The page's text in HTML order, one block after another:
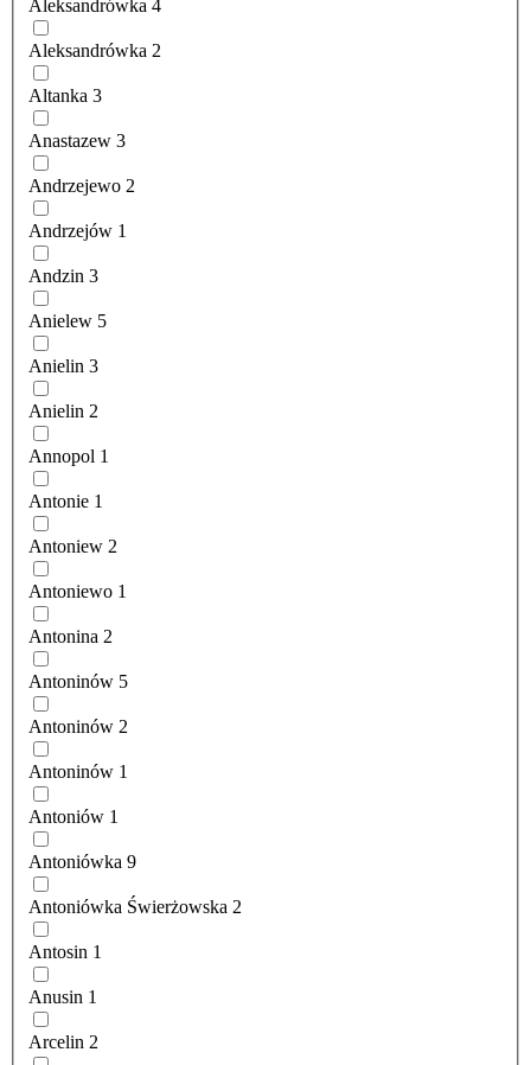
Aleksandrówka 4
Aleksandrówka 2
Altanka 3
Anastazew 3
Andrzejewo 2
Andrzejów 1
Andzin 3
Anielew 5
Anielin 3
Anielin 2
Annopol 1
Antonie 1
Antoniew 2
Antoniewo 1
Antonina 2
Antoninów 5
Antoninów 2
Antoninów 1
Antoniów 1
Antoniówka 9
Antoniówka Świerżowska 2
Antosin 1
Anusin 1
Arcelin 2